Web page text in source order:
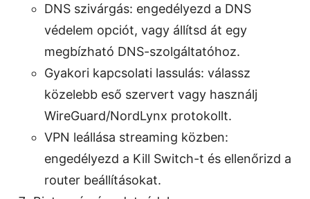
DNS szivárgás: engedélyezd a DNS
védelem opciót, vagy állítsd át egy
megbízható DNS-szolgáltatóhoz.
Gyakori kapcsolati lassulás: válassz
közelebb eső szervert vagy használj
WireGuard/NordLynx protokollt.
VPN leállása streaming közben:
engedélyezd a Kill Switch-t és ellenőrizd a
router beállításokat.